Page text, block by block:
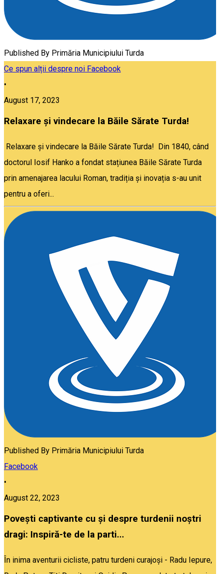
Published By Primăria Municipiului Turda
Ce spun alții despre noi Facebook
•
August 17, 2023
Relaxare și vindecare la Băile Sărate Turda!
Relaxare și vindecare la Băile Sărate Turda! Din 1840, când
doctorul Iosif Hanko a fondat stațiunea Băile Sărate Turda
prin amenajarea lacului Roman, tradiția și inovația s-au unit
pentru a oferi...
Published By Primăria Municipiului Turda
Facebook
•
August 22, 2023
Povești captivante cu și despre turdenii noștri
dragi: Inspiră-te de la parti...
În inima aventurii cicliste, patru turdeni curajoși - Radu Iepure,